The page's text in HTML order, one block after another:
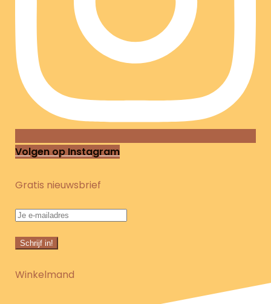
Volgen op Instagram
Gratis nieuwsbrief
Winkelmand